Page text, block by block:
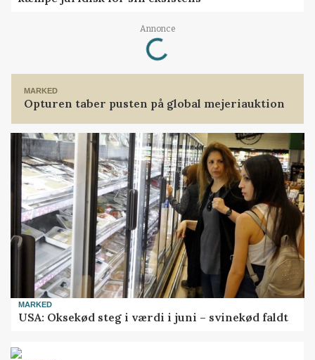
Annonce
Loading...
MARKED
Opturen taber pusten på global mejeriauktion
MARKED
USA: Oksekød steg i værdi i juni – svinekød faldt